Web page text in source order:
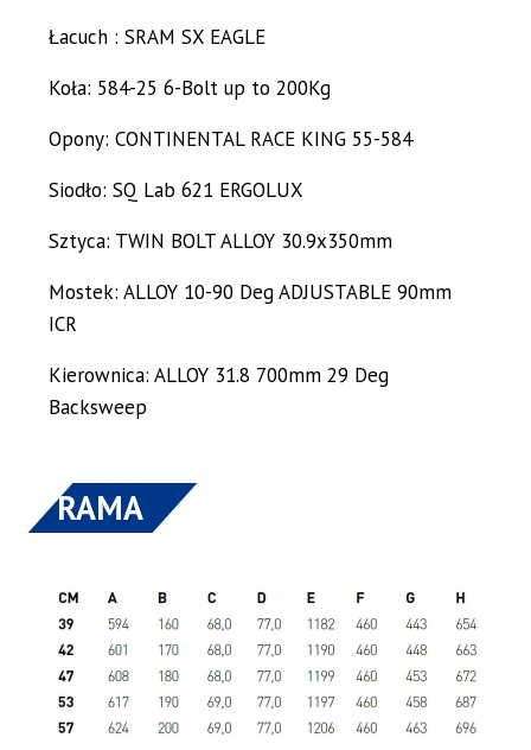
Łacuch : SRAM SX EAGLE
Koła: 584-25 6-Bolt up to 200Kg
Opony: CONTINENTAL RACE KING 55-584
Siodło: SQ Lab 621 ERGOLUX
Sztyca: TWIN BOLT ALLOY 30.9x350mm
Mostek: ALLOY 10-90 Deg ADJUSTABLE 90mm
ICR
Kierownica: ALLOY 31.8 700mm 29 Deg
Backsweep
RAMA